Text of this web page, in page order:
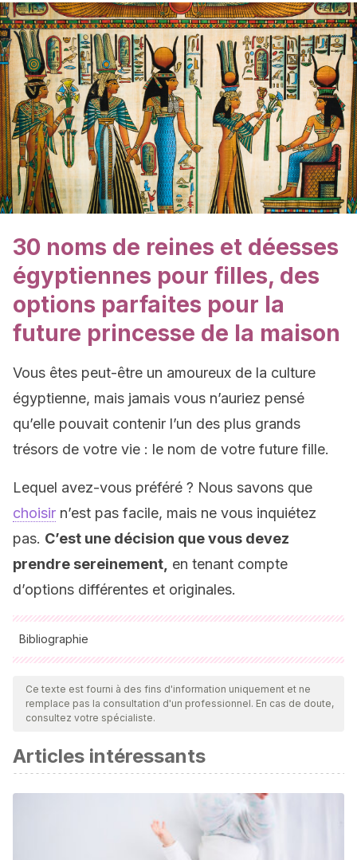
30 noms de reines et déesses
égyptiennes pour filles, des
options parfaites pour la
future princesse de la maison
Vous êtes peut-être un amoureux de la culture
égyptienne, mais jamais vous n’auriez pensé
qu’elle pouvait contenir l’un des plus grands
trésors de votre vie : le nom de votre future fille.
Lequel avez-vous préféré ? Nous savons que
choisir n’est pas facile, mais ne vous inquiétez
pas. C’est une décision que vous devez
prendre sereinement, en tenant compte
d’options différentes et originales.
Bibliographie
Toutes les sources citées ont été examinées en profondeur
par notre équipe pour garantir leur qualité, leur fiabilité, leur
actualité et leur validité. La bibliographie de cet article a été
ou scientifique
Kama : Reina [Internet]. Egipto.com. [citado 9 de noviembre
https://www.egipto.com/personajes_del_antiguo_egipto/
Paris E. Nombres femeninos para bebés: diosas y reinas
Ce texte est fourni à des fins d'information uniquement et ne
remplace pas la consultation d'un professionnel. En cas de doute,
consultez votre spécialiste.
Articles intéressants